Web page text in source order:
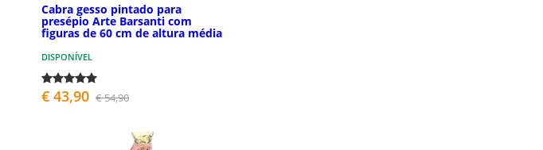
Cabra gesso pintado para
presépio Arte Barsanti com
figuras de 60 cm de altura média
DISPONÍVEL
€ 43,90 € 54,90